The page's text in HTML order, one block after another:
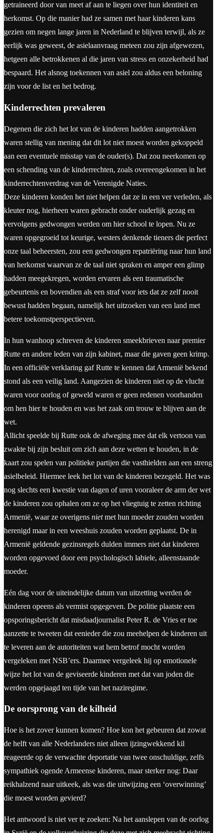
getraineerd door van meet af aan te liegen over hun identiteit en
herkomst. Op die manier had ze samen met haar kinderen kans
gezien om negen lange jaren in Nederland te blijven terwijl, als ze
eerlijk was geweest, de asielaanvraag meteen zou zijn afgewezen,
hetgeen alle betrokkenen al die jaren van stress en onzekerheid had
bespaard. Het alsnog toekennen van asiel zou aldus een beloning
zijn voor de list en het bedrog.
Kinderrechten prevaleren
Degenen die zich het lot van de kinderen hadden aangetrokken
waren stellig van mening dat dit lot niet moest worden gekoppeld
aan een eventuele misstap van de ouder(s). Dat zou neerkomen op
een schending van de kinderrechten, zoals overeengekomen in het
kinderrechtenverdrag van de Verenigde Naties.
Deze kinderen konden het niet helpen dat ze in een ver verleden, als
kleuter nog, hierheen waren gebracht onder ouderlijk gezag en
vervolgens gedwongen werden om hier school te lopen. Nu ze
waren opgegroeid tot keurige, westers denkende tieners die perfect
onze taal beheersten, zou een gedwongen repatriëring naar hun land
van herkomst waarvan ze de taal niet spraken en amper een glimp
hadden meegekregen, worden ervaren als een traumatische
gebeurtenis en bovendien als een straf voor iets dat ze zelf nooit
bewust hadden begaan, namelijk het uitzoeken van een land met
betere toekomstperspectieven.
In hun wanhoop schreven de kinderen smeekbrieven naar premier
Rutte en andere leden van zijn kabinet, maar die gaven geen krimp.
In een officiële verklaring gaf Rutte te kennen dat Armenië bekend
stond als een veilig land. Aangezien de kinderen niet op de vlucht
waren voor oorlog of geweld waren er geen redenen voorhanden
om hen hier te houden en was het zaak om trouw te blijven aan de
wet.
Allicht speelde bij Rutte ook de afweging mee dat elk vertoon van
zwakte bij zijn besluit om zich aan deze wetten te houden, in de
kaart zou spelen van politieke partijen die vasthielden aan een streng
asielbeleid. Hiermee leek het lot van de kinderen bezegeld. Het was
nog slechts een kwestie van dagen of uren vooraleer de arm der wet
de kinderen zou ophalen om ze op het vliegtuig te zetten richting
Armenië, waar ze overigens nietmet hun moeder zouden worden
herenigd maar in een weeshuis zouden worden geplaatst. De in
Armenië geldende gezinsregels dulden immers niet dat kinderen
worden opgevoed door een psychologisch labiele, alleenstaande
moeder.
Eén dag voor de uiteindelijke datum van uitzetting werden de
kinderen opeens als vermist opgegeven. De politie plaatste een
opsporingsbericht dat misdaadjournalist Peter R. de Vries er toe
aanzette te tweeten dat eenieder die zou meehelpen de kinderen uit
te leveren aan de autoriteiten wat hem betrof mocht worden
vergeleken met NSB’ers. Daarmee vergeleek hij op emotionele
wijze het lot van de geviseerde kinderen met dat van joden die
werden opgejaagd ten tijde van het naziregime.
De oorsprong van de kilheid
Hoe is het zover kunnen komen? Hoe kon het gebeuren dat zowat
de helft van alle Nederlanders niet alleen ijzingwekkend kil
reageerde op de verwachte deportatie van twee onschuldige, zelfs
sympathiek ogende Armeense kinderen, maar sterker nog: Daar
reikhalzend naar uitkeek, als was die uitwijzing een ‘overwinning’
die moest worden gevierd?
Het antwoord is niet ver te zoeken: Na het aanslepen van de oorlog